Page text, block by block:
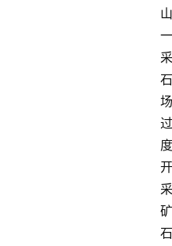
山
一
采
石
场
过
度
开
采
矿
石